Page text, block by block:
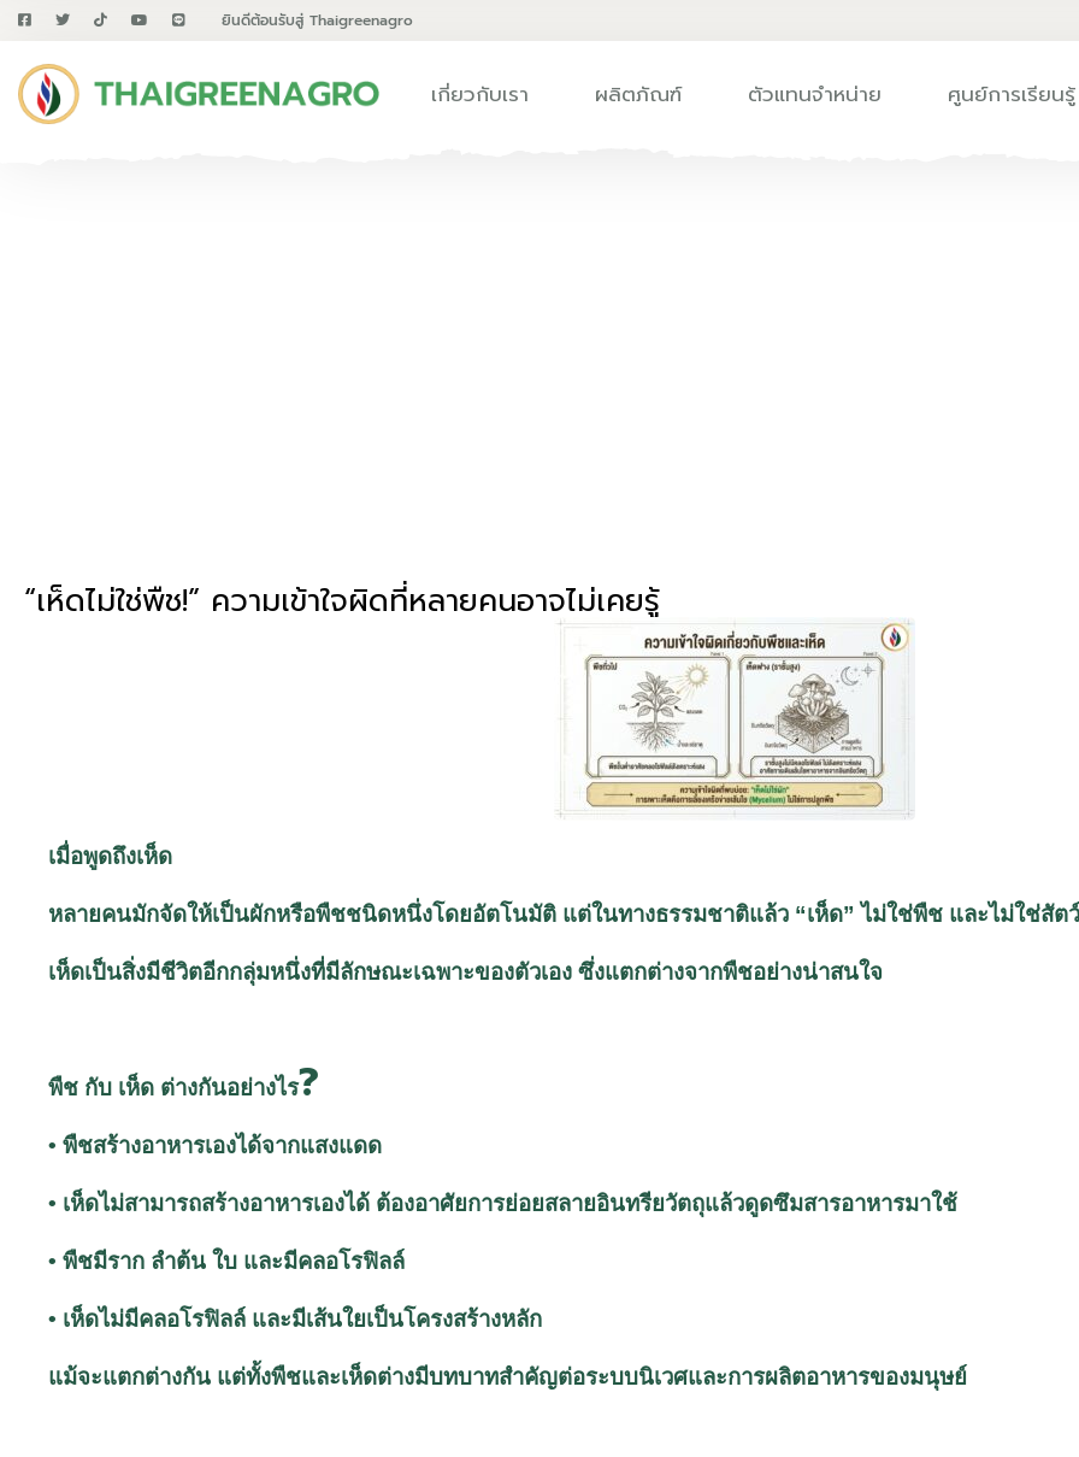
ยินดีต้อนรับสู่ Thaigreenagro
เกี่ยวกับเรา ผลิตภัณฑ์ ตัวแทนจำหน่าย ศูนย์การเรียนรู้
“เห็ดไม่ใช่พืช!” ความเข้าใจผิดที่หลายคนอาจไม่เคยรู้
เมื่อพูดถึงเห็ด
หลายคนมักจัดให้เป็นผักหรือพืชชนิดหนึ่งโดยอัตโนมัติ แต่ในทางธรรมชาติแล้ว “เห็ด” ไม่ใช่พืช และไม่ใช่สัตว์
เห็ดเป็นสิ่งมีชีวิตอีกกลุ่มหนึ่งที่มีลักษณะเฉพาะของตัวเอง ซึ่งแตกต่างจากพืชอย่างน่าสนใจ
พืช กับ เห็ด ต่างกันอย่างไร?
• พืชสร้างอาหารเองได้จากแสงแดด
• เห็ดไม่สามารถสร้างอาหารเองได้ ต้องอาศัยการย่อยสลายอินทรียวัตถุแล้วดูดซึมสารอาหารมาใช้
• พืชมีราก ลำต้น ใบ และมีคลอโรฟิลล์
• เห็ดไม่มีคลอโรฟิลล์ และมีเส้นใยเป็นโครงสร้างหลัก
แม้จะแตกต่างกัน แต่ทั้งพืชและเห็ดต่างมีบทบาทสำคัญต่อระบบนิเวศและการผลิตอาหารของมนุษย์